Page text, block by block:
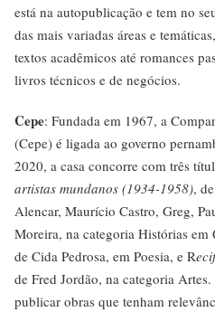
está na autopublicação e tem no
das mais variadas áreas e
textos acadêmicos até romances
livros técnicos e de negócios.
Cepe: Fundada em 1967, a
(Cepe) é ligada ao governo
2020, a casa concorre com três
artistas mundanos (1934-1958),
Alencar, Maurício Castro, Greg,
Moreira, na categoria Histórias em
de Cida Pedrosa, em Poesia, e R
de Fred Jordão, na categoria
publicar obras que tenham